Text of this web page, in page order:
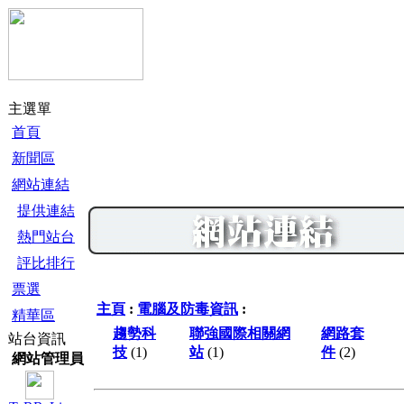
主選單
首頁
新聞區
網站連結
提供連結
熱門站台
評比排行
票選
精華區
站台資訊
網站管理員
主頁 : 電腦及防毒資訊 :
趨勢科
技 (1)
聯強國際相關網
站(1)
網路套
件(2)